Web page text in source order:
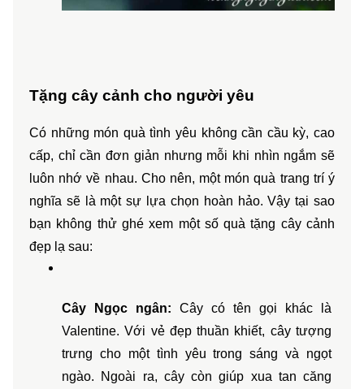
Tặng cây cảnh cho người yêu
Có những món quà tình yêu không cần cầu kỳ, cao
cấp, chỉ cần đơn giản nhưng mỗi khi nhìn ngắm sẽ
luôn nhớ về nhau. Cho nên, một món quà trang trí ý
nghĩa sẽ là một sự lựa chọn hoàn hảo. Vậy tại sao
bạn không thử ghé xem một số quà tặng cây cảnh
đẹp lạ sau:
Cây Ngọc ngân: Cây có tên gọi khác là
Valentine. Với vẻ đẹp thuần khiết, cây tượng
trưng cho một tình yêu trong sáng và ngọt
ngào. Ngoài ra, cây còn giúp xua tan căng